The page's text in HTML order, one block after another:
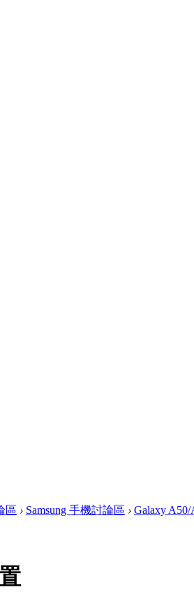
區 › Samsung 手機討論區 › Galaxy